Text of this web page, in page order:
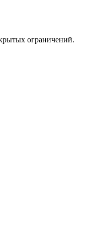
ограничений.